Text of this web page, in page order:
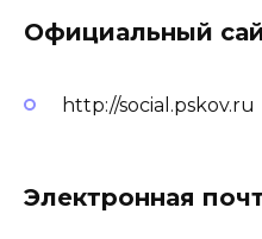
Официальный
http://social.pskov.ru
Электронная